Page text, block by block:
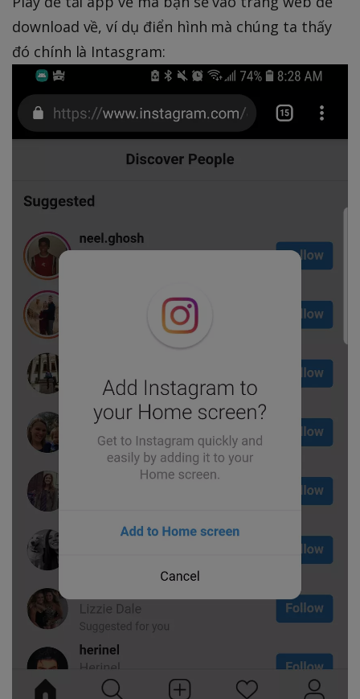
download về, ví dụ điển hình mà chúng ta thấy
đó chính là Intasgram: